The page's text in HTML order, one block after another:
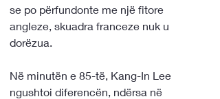
se po përfundonte me një fitore
angleze, skuadra franceze nuk u
dorëzua.
Në minutën e 85-të, Kang-In Lee
ngushtoi diferencën, ndërsa në